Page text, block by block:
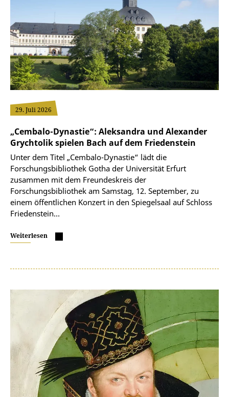
29. Juli 2026
„Cembalo-Dynastie“: Aleksandra und Alexander
Grychtolik spielen Bach auf dem Friedenstein
Unter dem Titel „Cembalo-Dynastie“ lädt die
Forschungsbibliothek Gotha der Universität Erfurt
zusammen mit dem Freundeskreis der
Forschungsbibliothek am Samstag, 12. September, zu
einem öffentlichen Konzert in den Spiegelsaal auf Schloss
Friedenstein…
Weiterlesen